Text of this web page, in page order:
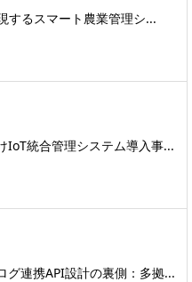
するスマート農業管理シ...
IoT統合管理システム導入事...
グ連携API設計の裏側：多拠...